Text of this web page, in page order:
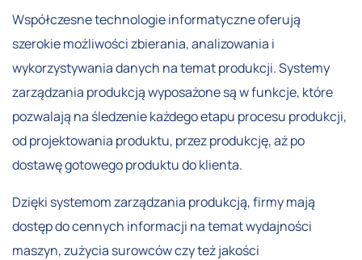
Współczesne technologie informatyczne oferują
szerokie możliwości zbierania, analizowania i
wykorzystywania danych na temat produkcji. Systemy
zarządzania produkcją wyposażone są w funkcje, które
pozwalają na śledzenie każdego etapu procesu produkcji,
od projektowania produktu, przez produkcję, aż po
dostawę gotowego produktu do klienta.
Dzięki systemom zarządzania produkcją, firmy mają
dostęp do cennych informacji na temat wydajności
maszyn, zużycia surowców czy też jakości